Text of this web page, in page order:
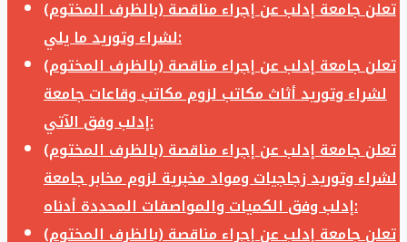
تعلن جامعة إدلب عن إجراء مناقصة (بالظرف المختوم)
لشراء وتوريد ما يلي:
تعلن جامعة إدلب عن إجراء مناقصة (بالظرف المختوم)
لشراء وتوريد أثاث مكاتب لزوم مكاتب وقاعات جامعة
إدلب وفق الآتي:
تعلن جامعة إدلب عن إجراء مناقصة (بالظرف المختوم)
لشراء وتوريد زجاجيات ومواد مخبرية لزوم مخابر جامعة
إدلب وفق الكميات والمواصفات المحددة أدناه:
تعلن جامعة إدلب عن إجراء مناقصة (بالظرف المختوم)